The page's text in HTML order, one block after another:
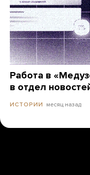
Работа в
в отдел
ИСТОРИИ месяц назад